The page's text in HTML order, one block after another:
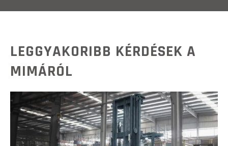
LEGGYAKORIBB KÉRDÉSEK A
MIMÁRÓL